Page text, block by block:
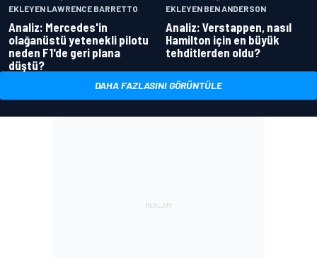
EKLEYEN LAWRENCE BARRETTO
Analiz: Mercedes'in
olağanüstü yetenekli pilotu
neden F1'de geri plana
düştü?
EKLEYEN BEN ANDERSON
Analiz: Verstappen, nasıl
Hamilton için en büyük
tehditlerden oldu?
DAHA FAZLASINI GÖRÜNTÜLE